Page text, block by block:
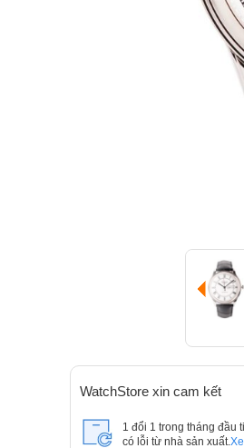
WatchStore xin cam kết
1 đổi 1 trong tháng đầu
có lỗi từ nhà sản xuất.